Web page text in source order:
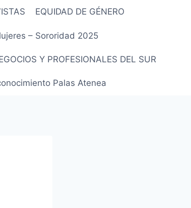
EQUIDAD DE GÉNERO
– Sororidad 2025
Y PROFESIONALES DEL SUR
Palas Atenea